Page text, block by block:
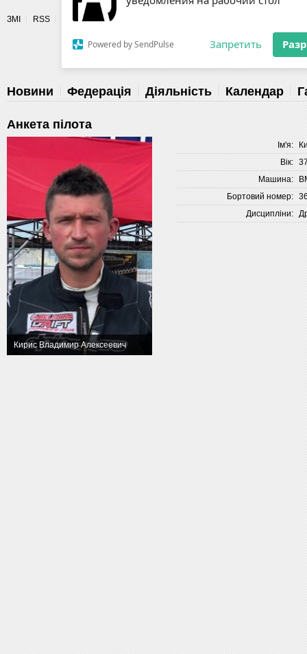
уведомления на рабочий стол
ЗМІ RSS Пілоти
Новини Федерація Діяльність Календар
Анкета пілота
Кирис Владимир Алексеевич
Ім'я:
Вік:
Машина:
Бортовий номер:
Дисципліни: